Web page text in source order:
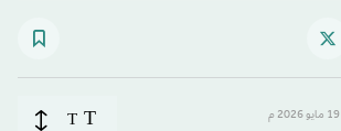
T
T